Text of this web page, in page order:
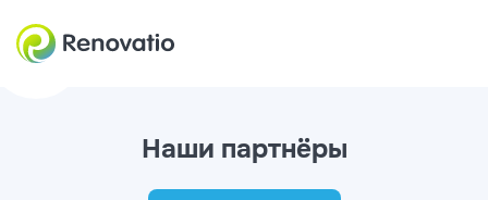
Наши партнёры